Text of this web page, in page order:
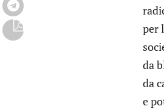
per
da
da
e